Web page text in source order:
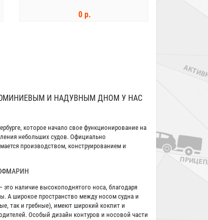
0 р.
И НАДУВНЫМ ДНОМ У НАС
которое начало свое функционирование на
небольших судов. Официально
производством, конструированием и
наличие высокоподнятого носа, благодаря
А широкое пространство между носом судна и
так и гребные), имеют широкий кокпит и
Особый дизайн контуров и носовой части